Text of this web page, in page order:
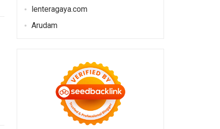
lenteragaya.com
Arudam